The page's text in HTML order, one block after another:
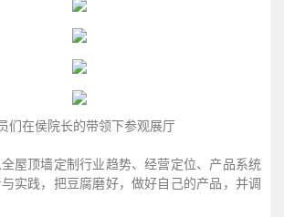
们在侯院长的带领下参观展厅
屋顶墙定制行业趋势、经营定位、产品系统
实践，把豆腐磨好，做好自己的产品，并调